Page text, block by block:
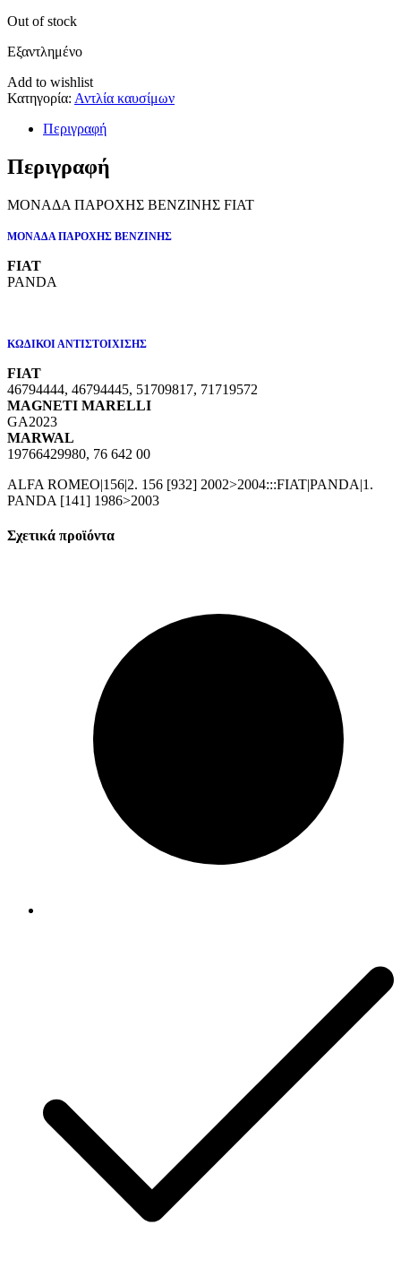
Out of stock
Εξαντλημένο
Add to wishlist
Κατηγορία: Αντλία καυσίμων
Περιγραφή
Περιγραφή
ΜΟΝΑΔΑ ΠΑΡΟΧΗΣ ΒΕΝΖΙΝΗΣ FIAT
ΜΟΝΑΔΑ ΠΑΡΟΧΗΣ ΒΕΝΖΙΝΗΣ
FIAT
PANDA
ΚΩΔΙΚΟΙ ΑΝΤΙΣΤΟΙΧΙΣΗΣ
FIAT
46794444, 46794445, 51709817, 71719572
MAGNETI MARELLI
GA2023
MARWAL
19766429980, 76 642 00
ALFA ROMEO|156|2. 156 [932] 2002>2004:::FIAT|PANDA|1.
PANDA [141] 1986>2003
Σχετικά προϊόντα